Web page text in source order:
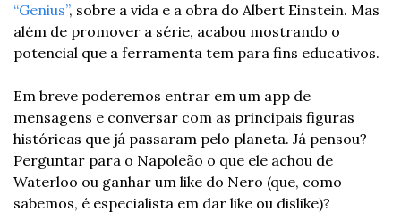
“Genius”, sobre a vida e a obra do Albert Einstein. Mas
além de promover a série, acabou mostrando o
potencial que a ferramenta tem para fins educativos.
Em breve poderemos entrar em um app de
mensagens e conversar com as principais figuras
históricas que já passaram pelo planeta. Já pensou?
Perguntar para o Napoleão o que ele achou de
Waterloo ou ganhar um like do Nero (que, como
sabemos, é especialista em dar like ou dislike)?